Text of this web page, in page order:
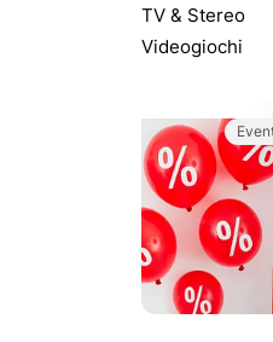
TV & Stereo
Videogiochi